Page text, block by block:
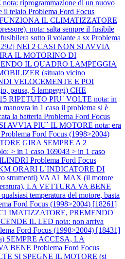
riprogrammazione di un nuovo
il telaio Problema Ford Focus
IL CLIMATIZZATORE
nota: salta sempre il fusibile
sotto il volante a sx Problema
NEI 2 CASI NON SI AVVIA
IL MOTORINO DI
IL QUADRO LAMPEGGIA
(situato vicino
VELOCEMENTE E POI
pausa, 5 lampeggi) CHE
RIPETUTO PIU` VOLTE nota: in
manovra in 1 caso il problema si è
la batteria Problema Ford Focus
AVVIA PIU` IL MOTORE nota: era
Problema Ford Focus (1998>2004)
GIRA SEMPRE A 2
> in 1 caso 169043 > in 1 caso
Problema Ford Focus
ORARI L`INDICATORE DI
strumenti) VA AL MAX (il motore
LA VETTURA VA BENE
temperatura del motore, basta
Ford Focus (1998>2004) [18261]
PREMENDO
IL LED nota: non arriva
Ford Focus (1998>2004) [18431]
SEMPRE ACCESA, LA
BENE Problema Ford Focus
SI SPEGNE IL MOTORE (si